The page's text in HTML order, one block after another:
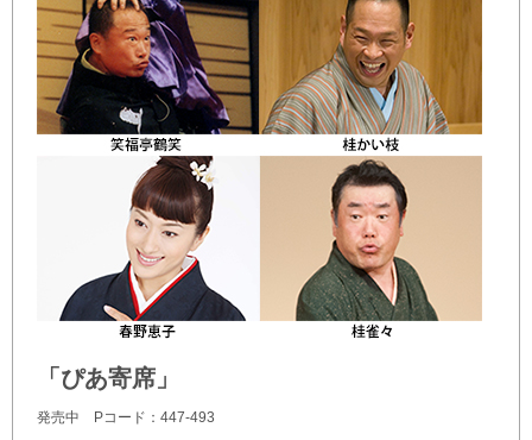
「ぴあ寄席」
発売中 Pコード：447-493